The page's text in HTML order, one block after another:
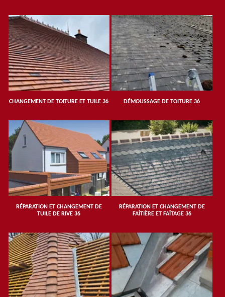
CHANGEMENT DE TOITURE ET TUILE 36 DÉMOUSSAGE DE TOITURE 36
RÉPARATION ET CHANGEMENT DE
TUILE DE RIVE 36
RÉPARATION ET CHANGEMENT DE
FAÎTIÈRE ET FAÎTAGE 36